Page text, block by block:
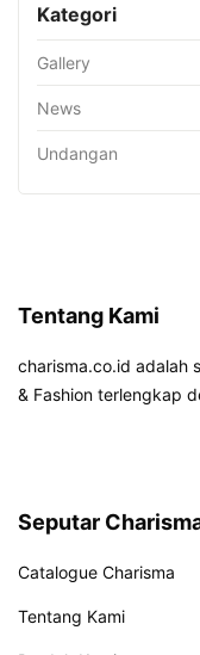
Kategori
Gallery
News
Undangan
Tentang Kami
charisma.co.id adalah
& Fashion terlengkap
Seputar
Catalogue Charisma
Tentang Kami